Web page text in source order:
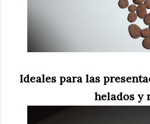
Ideales para las
helados y